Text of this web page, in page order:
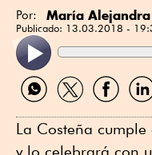
Por: María Alejandra
Publicado: 13.03.2018 -
Compartir
por
Compartir
por
Compartir
por
por
La Costeña
y lo celebrará con